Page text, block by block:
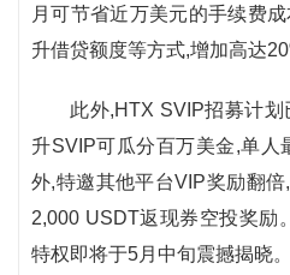
月可节省近万美元的手续费
升借贷额度等方式,增加高达
此外,HTX SVIP招募计
升SVIP可瓜分百万美金,单人
外,特邀其他平台VIP奖励翻
2,000 USDT返现券空投奖励
特权即将于5月中旬震撼揭晓。